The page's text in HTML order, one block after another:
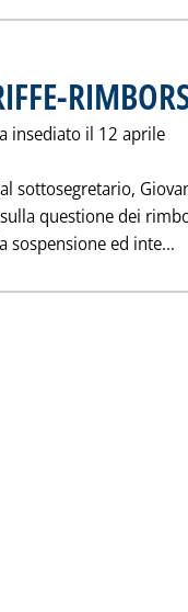
insediato il 12 aprile
sottosegretario,
questione dei
sospensione ed inte...